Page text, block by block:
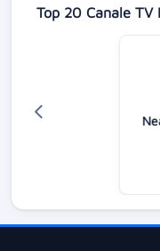
Top 20 Canale TV